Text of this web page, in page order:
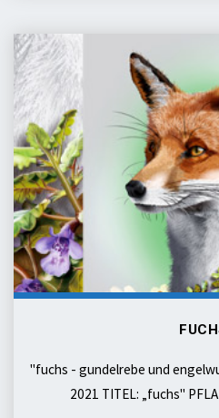
fuchs
"fuchs - gundelrebe und
2021 TITEL: „fuchs"